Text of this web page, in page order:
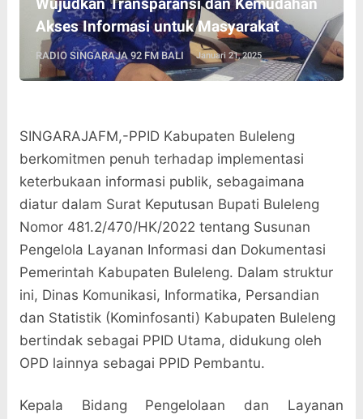
Akses Informasi untuk Masyarakat
RADIO SINGARAJA 92 FM BALI Januari 21, 2025
SINGARAJAFM,-PPID Kabupaten Buleleng
berkomitmen penuh terhadap implementasi
keterbukaan informasi publik, sebagaimana
diatur dalam Surat Keputusan Bupati Buleleng
Nomor 481.2/470/HK/2022 tentang Susunan
Pengelola Layanan Informasi dan Dokumentasi
Pemerintah Kabupaten Buleleng. Dalam struktur
ini, Dinas Komunikasi, Informatika, Persandian
dan Statistik (Kominfosanti) Kabupaten Buleleng
bertindak sebagai PPID Utama, didukung oleh
OPD lainnya sebagai PPID Pembantu.
Kepala Bidang Pengelolaan dan Layanan